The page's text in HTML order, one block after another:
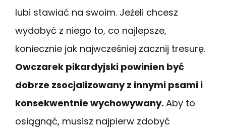
lubi stawiać na swoim. Jeżeli chcesz
wydobyć z niego to, co najlepsze,
koniecznie jak najwcześniej zacznij tresurę.
Owczarek pikardyjski powinien być
dobrze zsocjalizowany z innymi psami i
konsekwentnie wychowywany. Aby to
osiągnąć, musisz najpierw zdobyć